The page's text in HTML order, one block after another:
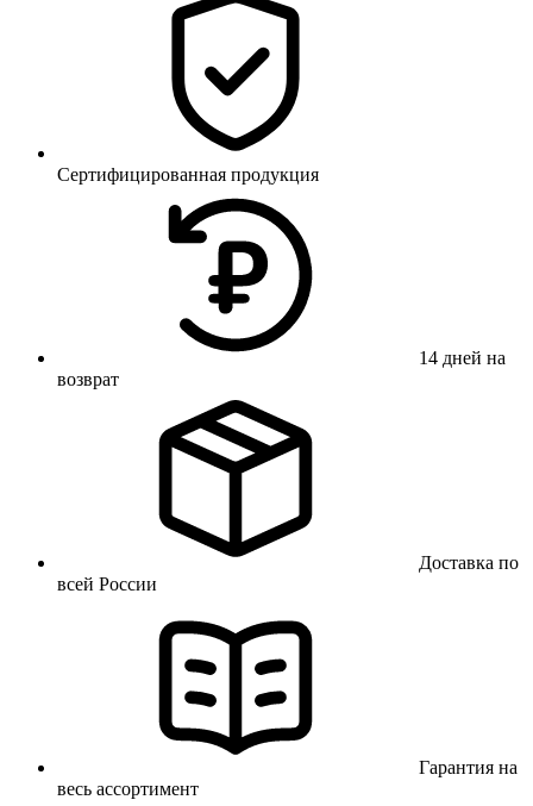
Сертифицированная продукция
14 дней на
возврат
Доставка по
всей России
Гарантия на
весь ассортимент